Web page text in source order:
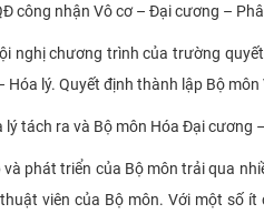
công nhận Vô cơ – Đại cương –
nghị chương trình của trường
Hóa lý. Quyết định thành lập Bộ
lý tách ra và Bộ môn Hóa Đại
phát triển của Bộ môn trải qua
viên của Bộ môn. Với một số